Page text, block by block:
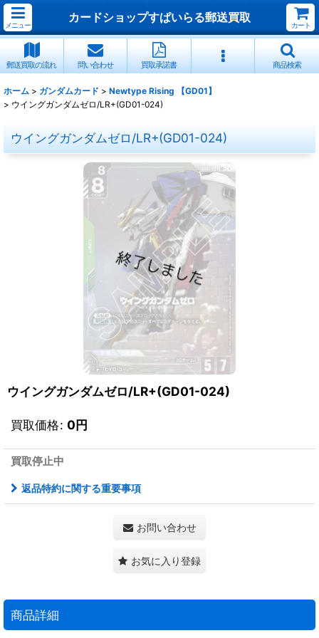
メニュー
カードショップすぱいらる郵送買取
カート
郵送買取の流れ 問い合わせ 買取承諾書 商品検索
ホーム > ガンダムカード > Newtype Rising 【GD01】
> ウイングガンダムゼロ/LR+(GD01-024)
ウイングガンダムゼロ/LR+(GD01-024)
ウイングガンダムゼロ/LR+(GD01-024)
買取価格: 0円
買取停止中
返品特約に関する重要事項
お問い合わせ
お気に入り登録
商品詳細